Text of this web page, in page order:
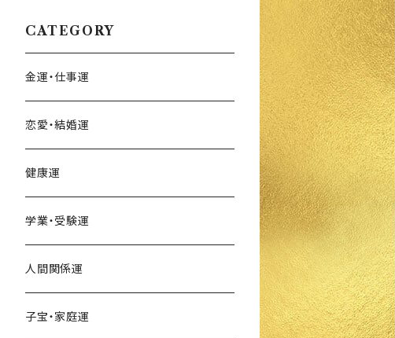
CATEGORY
金運・仕事運
恋愛・結婚運
健康運
学業・受験運
人間関係運
子宝・家庭運